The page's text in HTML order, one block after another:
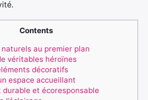
Contents
au premier plan
véritables héroïnes
décoratifs
espace accueillant
durable et écoresponsable